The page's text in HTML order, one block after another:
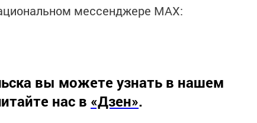
мессенджере MАХ:
вы можете узнать в нашем
нас в «Дзен».